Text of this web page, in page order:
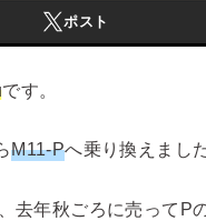
ポスト
です。
M11-Pへ乗り換えました
去年秋ごろに売ってP